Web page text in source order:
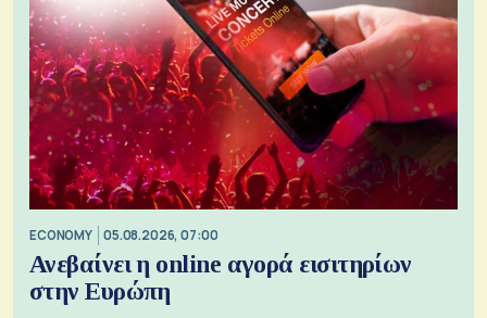
ECONOMY 05.08.2026, 07:00
Ανεβαίνει η online αγορά εισιτηρίων
στην Ευρώπη